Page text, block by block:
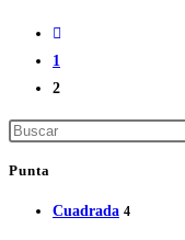
1
2
Punta
Cuadrada 4